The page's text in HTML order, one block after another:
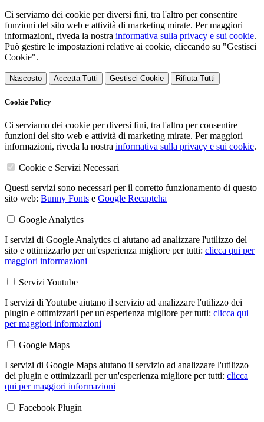
Ci serviamo dei cookie per diversi fini, tra l'altro per consentire
funzioni del sito web e attività di marketing mirate. Per maggiori
informazioni, riveda la nostra informativa sulla privacy e sui cookie.
Può gestire le impostazioni relative ai cookie, cliccando su "Gestisci
Cookie".
Nascosto Accetta Tutti Gestisci Cookie Rifiuta Tutti
Cookie Policy
Ci serviamo dei cookie per diversi fini, tra l'altro per consentire
funzioni del sito web e attività di marketing mirate. Per maggiori
informazioni, riveda la nostra informativa sulla privacy e sui cookie.
Cookie e Servizi Necessari
Questi servizi sono necessari per il corretto funzionamento di questo
sito web: Bunny Fonts e Google Recaptcha
Google Analytics
I servizi di Google Analytics ci aiutano ad analizzare l'utilizzo del
sito e ottimizzarlo per un'esperienza migliore per tutti: clicca qui per
maggiori informazioni
Servizi Youtube
I servizi di Youtube aiutano il servizio ad analizzare l'utilizzo dei
plugin e ottimizzarli per un'esperienza migliore per tutti: clicca qui
per maggiori informazioni
Google Maps
I servizi di Google Maps aiutano il servizio ad analizzare l'utilizzo
dei plugin e ottimizzarli per un'esperienza migliore per tutti: clicca
qui per maggiori informazioni
Facebook Plugin